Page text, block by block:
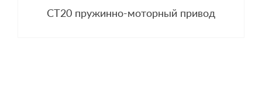
CT20 пружинно-моторный привод